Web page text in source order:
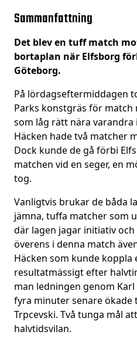
Sammanfattning
Det blev en tuff match
bortaplan när Elfsborg
Göteborg.
På lördagseftermiddagen
Parks konstgräs för match
som låg rätt nära varandra
Häcken hade två matcher
Dock kunde de gå förbi
matchen vid en seger, en
tog.
Vanligtvis brukar de båda
jämna, tuffa matcher som
där lagen jagar initiativ
överens i denna match
Häcken som kunde koppla
resultatmässigt efter
man ledningen genom
fyra minuter senare ökade
Trpcevski. Två tunga mål
halvtidsvilan.